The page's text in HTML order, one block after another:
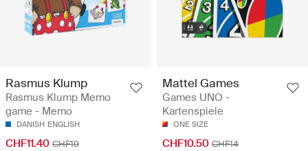
Rasmus Klump
Rasmus Klump Memo
game - Memo
DANISH ENGLISH
CHF11.40 CHF19
Mattel Games
Games UNO -
Kartenspiele
ONE SIZE
CHF10.50 CHF14